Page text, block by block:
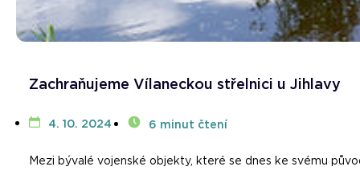
Zachraňujeme Vílaneckou střelnici u Jihlavy
4. 10. 2024 6 minut čtení
Mezi bývalé vojenské objekty, které se dnes ke svému